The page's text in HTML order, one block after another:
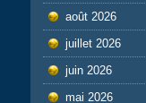
août 2026
juillet 2026
juin 2026
mai 2026